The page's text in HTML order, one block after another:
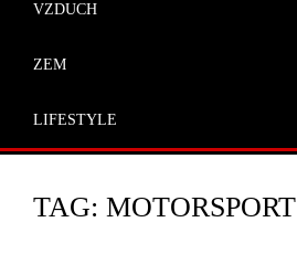
VZDUCH
ZEM
LIFESTYLE
TAG: MOTORSPORT